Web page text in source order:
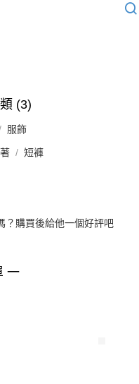
(3)
服飾
短褲
？購買後給他一個好評吧
一